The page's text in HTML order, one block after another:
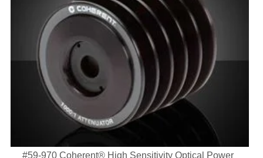
Components
Sputtering) Coated Optics
Isolators
Systems
Filters
Lenses
Stage Micrometers
and Optomechanics
Interface Cameras
Components
and Detection
는 제품생산
Processing
Tomography
Development Systems
and Detection
and Production
and Production
#59-970 Coherent® High Sensitivity Optical Power